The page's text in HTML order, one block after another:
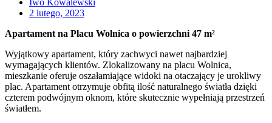
Iwo Kowalewski
2 lutego, 2023
Apartament na Placu Wolnica o powierzchni 47 m²
Wyjątkowy apartament, który zachwyci nawet najbardziej
wymagających klientów. Zlokalizowany na placu Wolnica,
mieszkanie oferuje oszałamiające widoki na otaczający je urokliwy
plac. Apartament otrzymuje obfitą ilość naturalnego światła dzięki
czterem podwójnym oknom, które skutecznie wypełniają przestrzeń
światłem.